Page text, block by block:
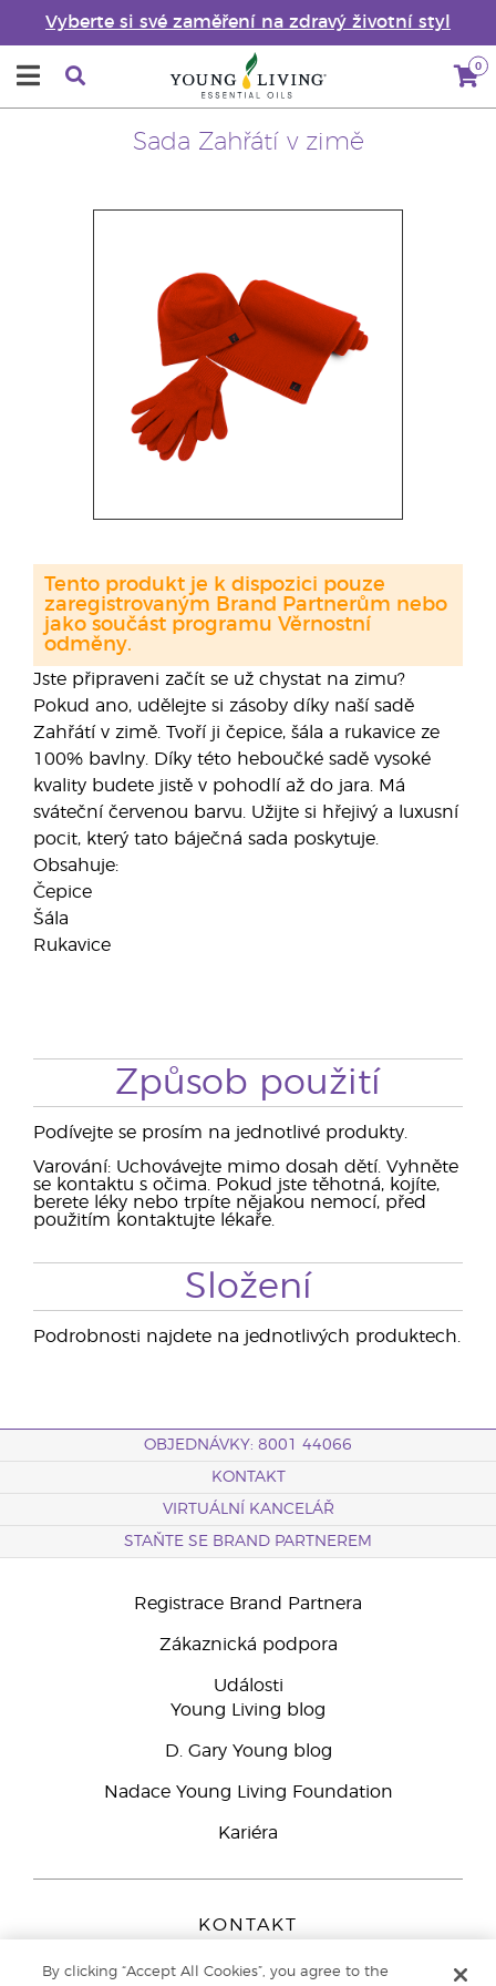
Vyberte si své zaměření na zdravý životní styl
0
Sada Zahřátí v zimě
Jste připraveni začít se už chystat na zimu?
Pokud ano, udělejte si zásoby díky naší sadě
Zahřátí v zimě. Tvoří ji čepice, šála a rukavice ze
100% bavlny. Díky této heboučké sadě vysoké
kvality budete jistě v pohodlí až do jara. Má
sváteční červenou barvu. Užijte si hřejivý a luxusní
pocit, který tato báječná sada poskytuje.
Obsahuje:
Čepice
Šála
Rukavice
Tento produkt je k dispozici pouze
zaregistrovaným Brand Partnerům nebo
jako součást programu Věrnostní
odměny.
Způsob použití
Podívejte se prosím na jednotlivé produkty.
Varování: Uchovávejte mimo dosah dětí. Vyhněte
se kontaktu s očima. Pokud jste těhotná, kojíte,
berete léky nebo trpíte nějakou nemocí, před
použitím kontaktujte lékaře.
Složení
Podrobnosti najdete na jednotlivých produktech.
OBJEDNÁVKY: 8001 44066
KONTAKT
VIRTUÁLNÍ KANCELÁŘ
STAŇTE SE BRAND PARTNEREM
Registrace Brand Partnera
Zákaznická podpora
Události
Young Living blog
D. Gary Young blog
Nadace Young Living Foundation
Kariéra
KONTAKT
Peizerweg 97
By clicking “Accept All Cookies”, you agree to the